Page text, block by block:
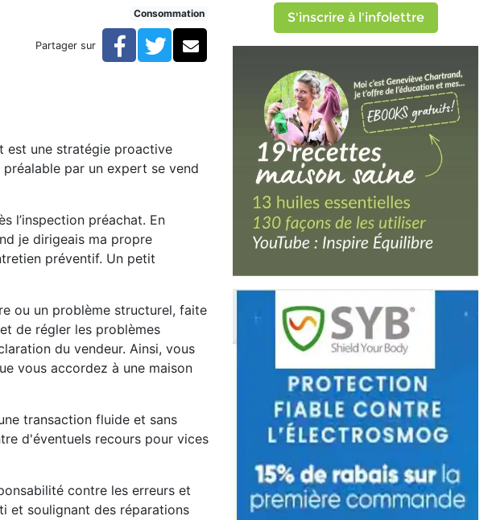
Consommation
Partager sur Facebook
TwitterCourriel
est une stratégie proactive
par un expert se vend
l’inspection préachat. En
je dirigeais ma propre
préventif. Un petit
ou un problème structurel, faite
de régler les problèmes
du vendeur. Ainsi, vous
vous accordez à une maison
transaction fluide et sans
d'éventuels recours pour vices
contre les erreurs et
et soulignant des réparations
S'inscrire à l'infolettre